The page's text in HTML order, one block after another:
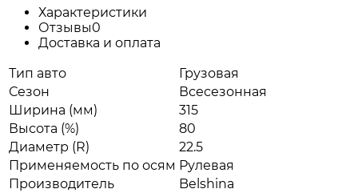
Характеристики
Отзывы0
Доставка и оплата
Тип авто
Грузовая
Сезон
Всесезонная
Ширина (мм)
315
Высота (%)
80
Диаметр (R)
22.5
Применяемость по осям Рулевая
Производитель
Belshina